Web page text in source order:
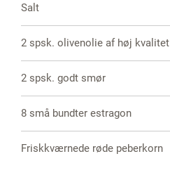
Salt
2 spsk. olivenolie af høj kvalitet
2 spsk. godt smør
8 små bundter estragon
Friskkværnede røde peberkorn